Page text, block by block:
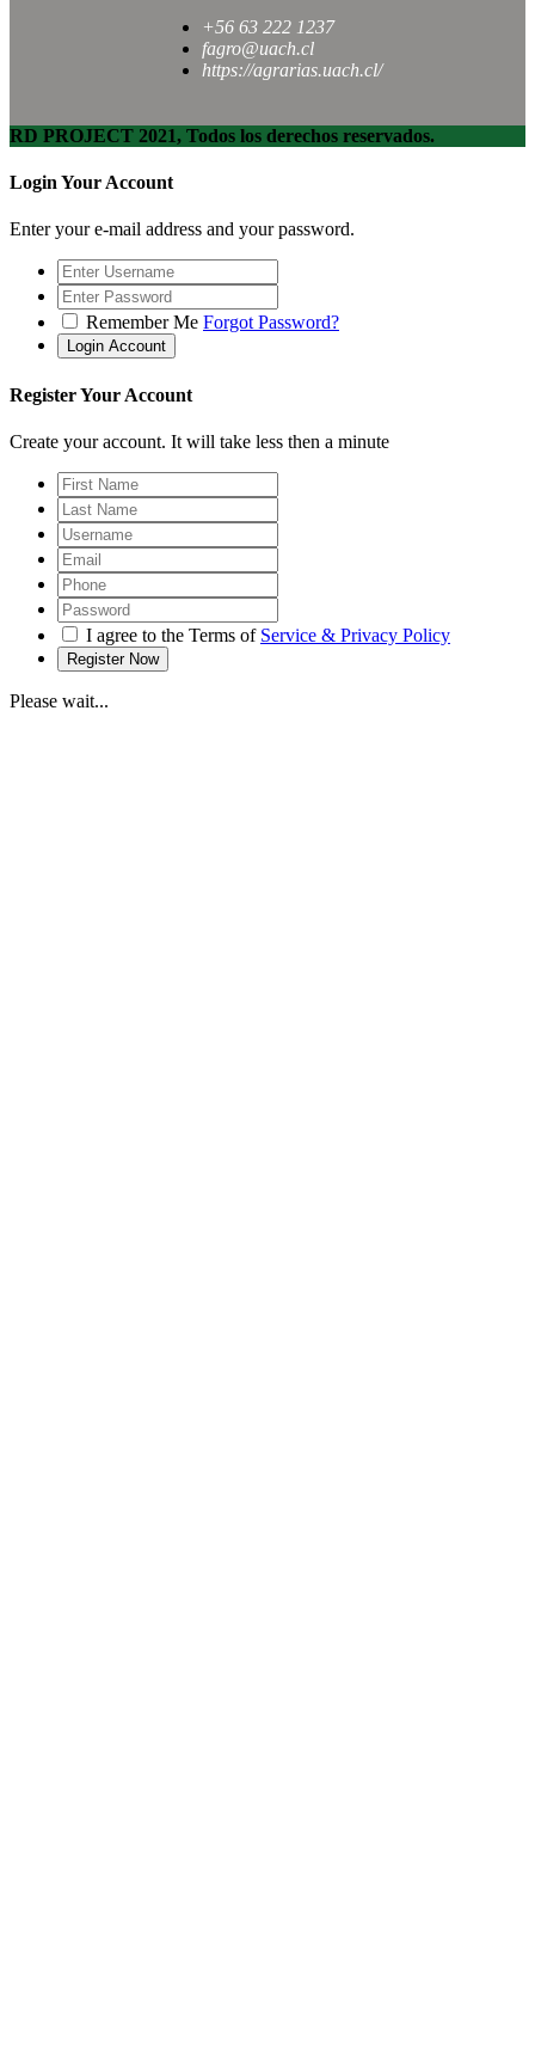
+56 63 222 1237
fagro@uach.cl
https://agrarias.uach.cl/
RD PROJECT 2021, Todos los derechos reservados.
Login Your Account
Enter your e-mail address and your password.
Remember Me Forgot Password?
Register Your Account
Create your account. It will take less then a minute
I agree to the Terms of Service & Privacy Policy
Please wait...